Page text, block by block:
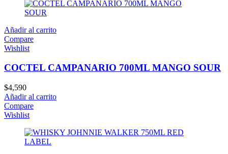
Añadir al carrito
Compare
Wishlist
COCTEL CAMPANARIO 700ML MANGO SOUR
$4,590
Añadir al carrito
Compare
Wishlist